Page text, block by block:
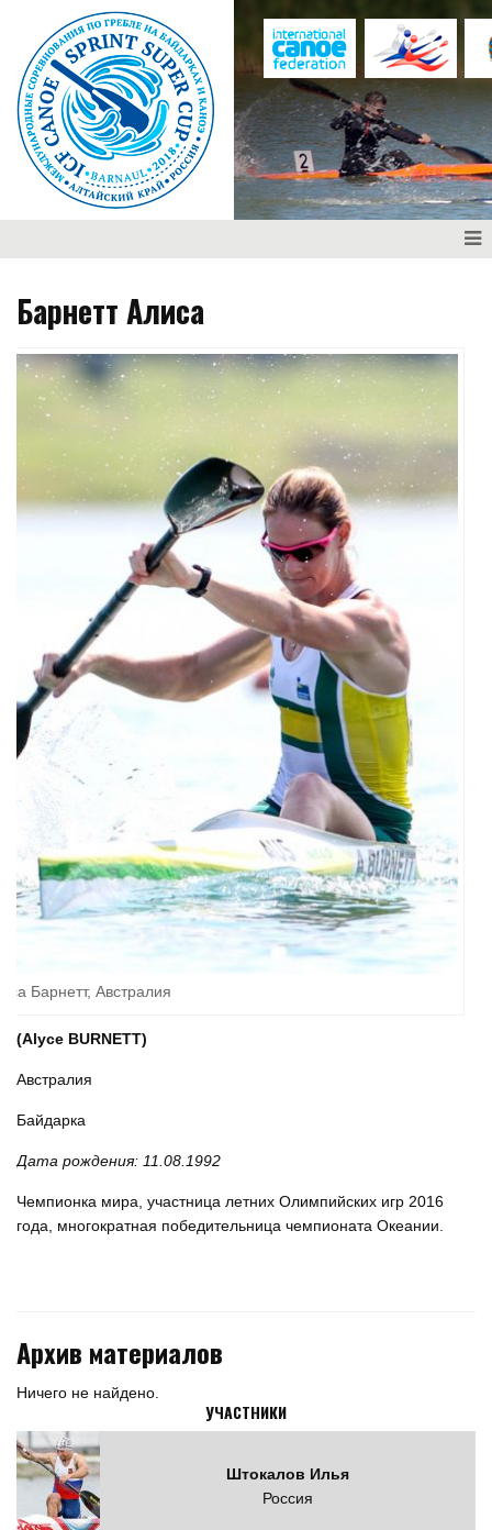
Барнетт Алиса
Барнетт, Австралия
(Alyce BURNETT)
Австралия
Байдарка
Дата рождения: 11.08.1992
Чемпионка мира, участница летних Олимпийских игр 2016
года, многократная победительница чемпионата Океании.
Архив материалов
Ничего не найдено.
УЧАСТНИКИ
Штокалов Илья
Россия